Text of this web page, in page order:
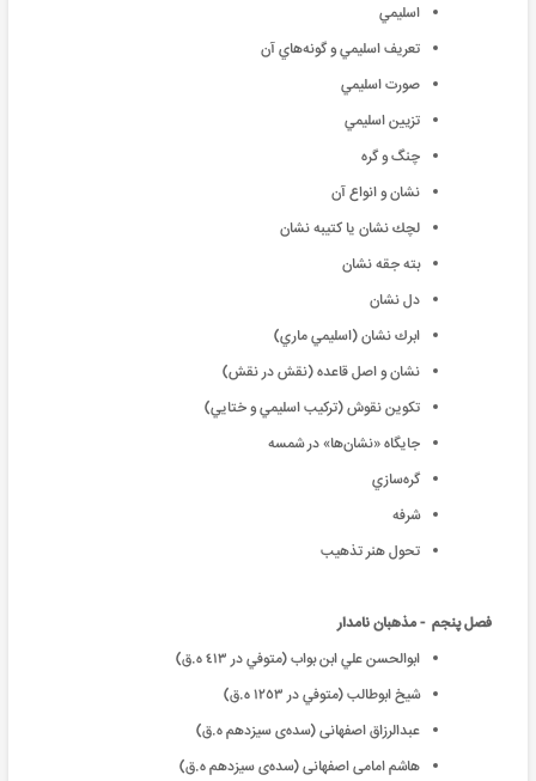
اسليمي
تعريف اسليمي و گونه‌‌‌‌هاي آن
صورت اسليمي
تزيين اسليمي
چنگ و گره
نشان و انواع آن
لچك نشان يا كتيبه نشان
بته جقه نشان
دل نشان
ابرك نشان (اسليمي ماري)
نشان و اصل قاعده (نقش در نقش)
تكوين نقوش (تركيب اسليمي و ختايي)
جايگاه «نشان‌ها» در شمسه
گره‌سازي
شرفه
تحول هنر تذهيب
فصل پنجم - مذهبان نامدار
ابوالحسن علي ابن بواب (متوفي در ٤١٣ ه.‌ق)
شيخ ابوطالب (متوفي در ١٢٥٣ ه‌.ق)
عبدالرزاق اصفهانی (سده‌ی سيزدهم ه.‌ق)
هاشم امامی اصفهانی (سده‌ی سيزدهم ه‌.ق)